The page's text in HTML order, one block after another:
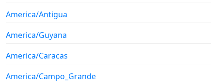
America/Antigua
America/Guyana
America/Caracas
America/Campo_Grande